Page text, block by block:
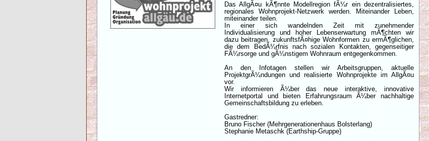
Das AllgÃ¤u kÃ¶nnte Modellregion fÃ¼r ein dezentralisiertes,
regionales Wohnprojekt-Netzwerk werden. Miteinander Leben,
miteinander teilen.
In einer sich wandelnden Zeit mit zunehmender
Individualisierung und hoher Lebenserwartung mÃ¶chten wir
dazu beitragen, zukunftsfÃ¤hige Wohnformen zu ermÃ¶glichen,
die dem BedÃ¼rfnis nach sozialen Kontakten, gegenseitiger
FÃ¼rsorge und gÃ¼nstigem Wohnraum entgegenkommen.
An den Infotagen stellen wir Arbeitsgruppen, aktuelle
ProjektgrÃ¼ndungen und realisierte Wohnprojekte im AllgÃ¤u
vor.
Wir informieren Ã¼ber das neue interaktive, innovative
Internetportal und bieten Erfahrungsraum Ã¼ber nachhaltige
Gemeinschaftsbildung zu erleben.
Gastredner:
Bruno Fischer (Mehrgenerationenhaus Bolsterlang)
Stephanie Metaschk (Earthship-Gruppe)